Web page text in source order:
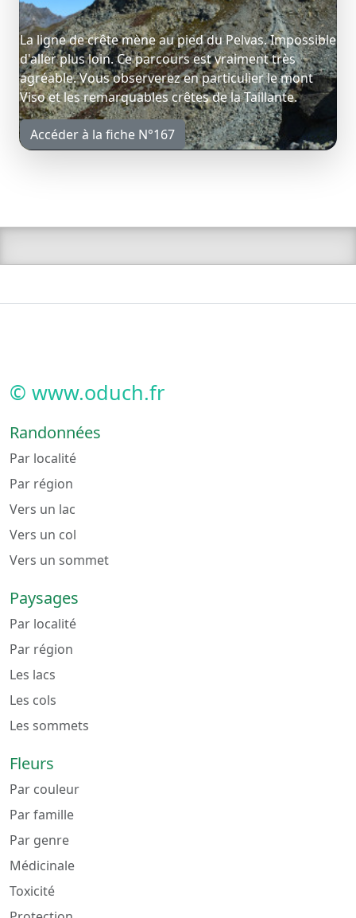
La ligne de crête mène au pied du Pelvas. Impossible
d'aller plus loin. Ce parcours est vraiment très
agréable. Vous observerez en particulier le mont
Viso et les remarquables crêtes de la Taillante.
Accéder à la fiche N°167
© www.oduch.fr
Randonnées
Par localité
Par région
Vers un lac
Vers un col
Vers un sommet
Paysages
Par localité
Par région
Les lacs
Les cols
Les sommets
Fleurs
Par couleur
Par famille
Par genre
Médicinale
Toxicité